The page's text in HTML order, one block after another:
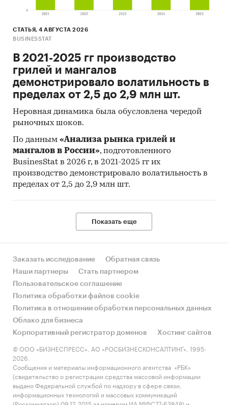
СТАТЬЯ, 4 АВГУСТА 2026
BUSINESSTAT
В 2021-2025 гг производство
грилей и мангалов
демонстрировало волатильность в
пределах от 2,5 до 2,9 млн шт.
Неровная динамика была обусловлена чередой
рыночных шоков.
По данным «Анализа рынка грилей и
мангалов в России», подготовленного
BusinesStat в 2026 г, в 2021-2025 гг их
производство демонстрировало волатильность в
пределах от 2,5 до 2,9 млн шт.
Показать еще
Заказать исследование
Обратная связь
Наши партнеры
Стать партнером
Пользовательское соглашение
Политика обработки файлов cookie
Политика в отношении обработки персональных данных
Облако для бизнеса
Корпоративный регистратор доменов
Хостинг сайтов
© ООО «БИЗНЕСПРЕСС», АО «РОСБИЗНЕСКОНСАЛТИНГ», 1995-
2026.
Сообщения и материалы информационного агентства «РБК»
(свидетельство о регистрации средства массовой информации
выдано Федеральной службой по надзору в сфере связи,
информационных технологий и массовых коммуникаций